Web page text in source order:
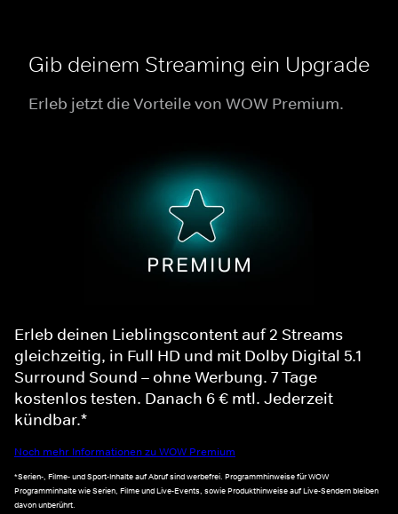
Gib deinem Streaming ein Upgrade
Erleb jetzt die Vorteile von WOW Premium.
Erleb deinen Lieblingscontent auf 2 Streams
gleichzeitig, in Full HD und mit Dolby Digital 5.1
Surround Sound – ohne Werbung. 7 Tage
kostenlos testen. Danach 6 € mtl. Jederzeit
kündbar.*
Noch mehr Informationen zu WOW Premium
*Serien-, Filme- und Sport-Inhalte auf Abruf sind werbefrei. Programmhinweise für WOW
Programminhalte wie Serien, Filme und Live-Events, sowie Produkthinweise auf Live-Sendern bleiben
davon unberührt.